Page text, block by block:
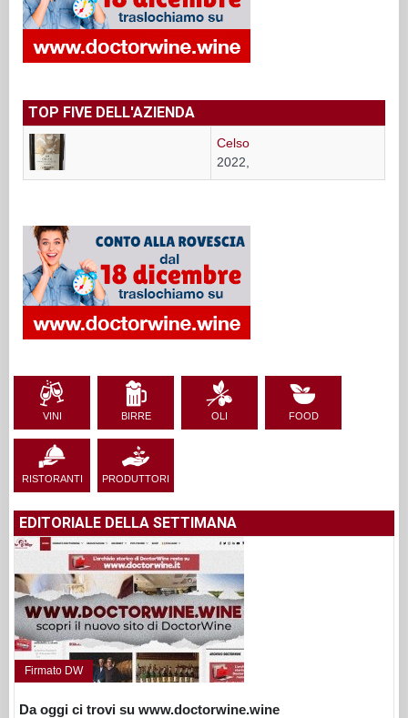
TOP FIVE DELL'AZIENDA
Celso
2022,
VINI BIRRE OLI FOOD
RISTORANTI PRODUTTORI
EDITORIALE DELLA SETTIMANA
Firmato DW
Da oggi ci trovi su www.doctorwine.wine